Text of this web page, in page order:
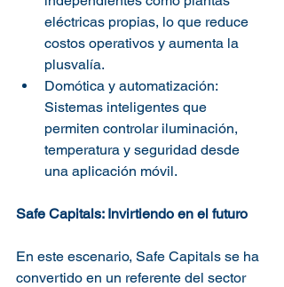
eléctricas propias, lo que reduce
costos operativos y aumenta la
plusvalía.
Domótica y automatización:
Sistemas inteligentes que
permiten controlar iluminación,
temperatura y seguridad desde
una aplicación móvil.
Safe Capitals: Invirtiendo en el futuro
En este escenario, Safe Capitals se ha
convertido en un referente del sector